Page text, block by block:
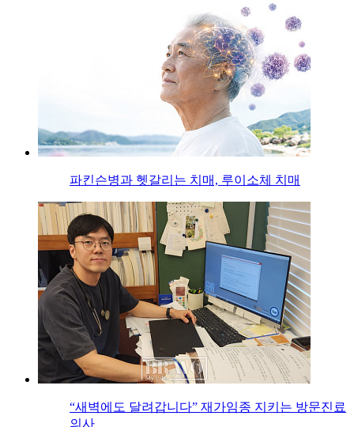
파킨슨병과 헷갈리는 치매, 루이소체 치매
“새벽에도 달려갑니다” 재가임종 지키는 방문진료
의사